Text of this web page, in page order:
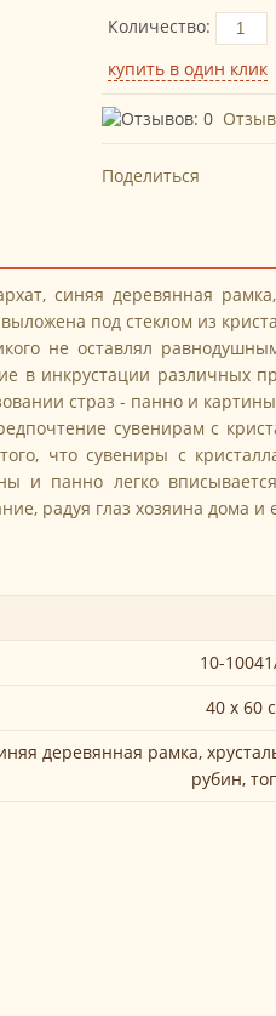
Количество:
Поделиться
синяя деревянная
под стеклом из
не оставлял
в инкрустации различных
страз - панно и
сувенирам с
что сувениры с
и панно легко
радуя глаз хозяина дома и
10-
40 х 60
деревянная рамка,
рубин,